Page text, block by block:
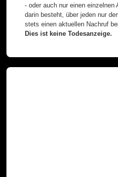
- oder auch nur einen
darin besteht, über jeden nur
stets einen aktuellen Nachruf
Dies ist keine Todesanzeige.